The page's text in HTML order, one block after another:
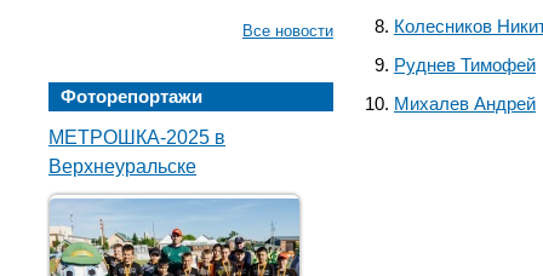
Все новости
Фоторепортажи
МЕТРОШКА-2025 в
Верхнеуральске
Колесников
Руднев Тимофей
Михалев Андрей